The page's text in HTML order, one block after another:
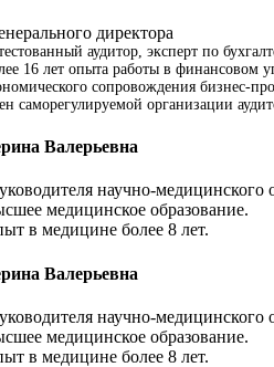
директора
аудитор, эксперт по
16 лет опыта работы в финансовом
сопровождения бизнес-
саморегулируемой организации
Валерьевна
научно-медицинского
медицинское образование.
в медицине более 8 лет.
Валерьевна
научно-медицинского
медицинское образование.
в медицине более 8 лет.